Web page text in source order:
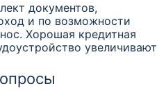
документов,
и по возможности
Хорошая кредитная
увеличивают